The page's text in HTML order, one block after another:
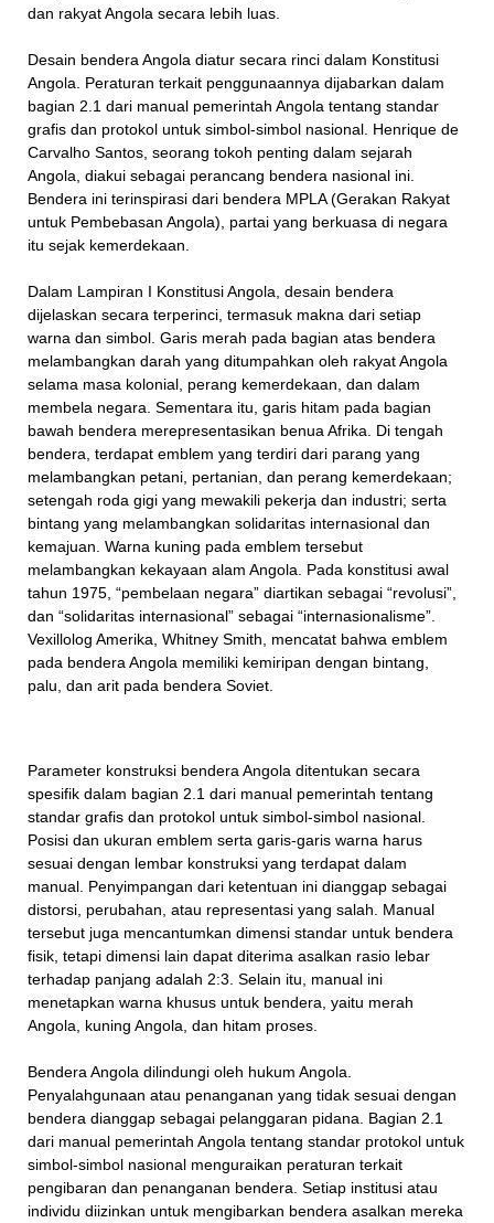
dan rakyat Angola secara lebih luas.
Desain bendera Angola diatur secara rinci dalam Konstitusi
Angola. Peraturan terkait penggunaannya dijabarkan dalam
bagian 2.1 dari manual pemerintah Angola tentang standar
grafis dan protokol untuk simbol-simbol nasional. Henrique de
Carvalho Santos, seorang tokoh penting dalam sejarah
Angola, diakui sebagai perancang bendera nasional ini.
Bendera ini terinspirasi dari bendera MPLA (Gerakan Rakyat
untuk Pembebasan Angola), partai yang berkuasa di negara
itu sejak kemerdekaan.
Dalam Lampiran I Konstitusi Angola, desain bendera
dijelaskan secara terperinci, termasuk makna dari setiap
warna dan simbol. Garis merah pada bagian atas bendera
melambangkan darah yang ditumpahkan oleh rakyat Angola
selama masa kolonial, perang kemerdekaan, dan dalam
membela negara. Sementara itu, garis hitam pada bagian
bawah bendera merepresentasikan benua Afrika. Di tengah
bendera, terdapat emblem yang terdiri dari parang yang
melambangkan petani, pertanian, dan perang kemerdekaan;
setengah roda gigi yang mewakili pekerja dan industri; serta
bintang yang melambangkan solidaritas internasional dan
kemajuan. Warna kuning pada emblem tersebut
melambangkan kekayaan alam Angola. Pada konstitusi awal
tahun 1975, “pembelaan negara” diartikan sebagai “revolusi”,
dan “solidaritas internasional” sebagai “internasionalisme”.
Vexillolog Amerika, Whitney Smith, mencatat bahwa emblem
pada bendera Angola memiliki kemiripan dengan bintang,
palu, dan arit pada bendera Soviet.
Parameter konstruksi bendera Angola ditentukan secara
spesifik dalam bagian 2.1 dari manual pemerintah tentang
standar grafis dan protokol untuk simbol-simbol nasional.
Posisi dan ukuran emblem serta garis-garis warna harus
sesuai dengan lembar konstruksi yang terdapat dalam
manual. Penyimpangan dari ketentuan ini dianggap sebagai
distorsi, perubahan, atau representasi yang salah. Manual
tersebut juga mencantumkan dimensi standar untuk bendera
fisik, tetapi dimensi lain dapat diterima asalkan rasio lebar
terhadap panjang adalah 2:3. Selain itu, manual ini
menetapkan warna khusus untuk bendera, yaitu merah
Angola, kuning Angola, dan hitam proses.
Bendera Angola dilindungi oleh hukum Angola.
Penyalahgunaan atau penanganan yang tidak sesuai dengan
bendera dianggap sebagai pelanggaran pidana. Bagian 2.1
dari manual pemerintah Angola tentang standar protokol untuk
simbol-simbol nasional menguraikan peraturan terkait
pengibaran dan penanganan bendera. Setiap institusi atau
individu diizinkan untuk mengibarkan bendera asalkan mereka